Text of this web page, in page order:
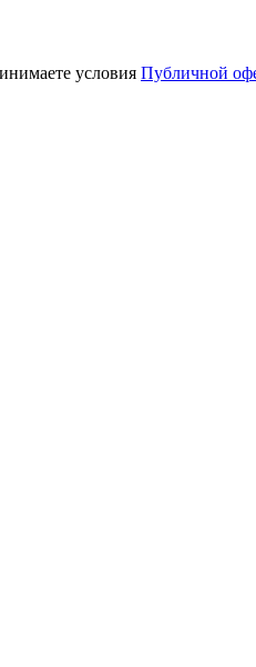
условия Публичной